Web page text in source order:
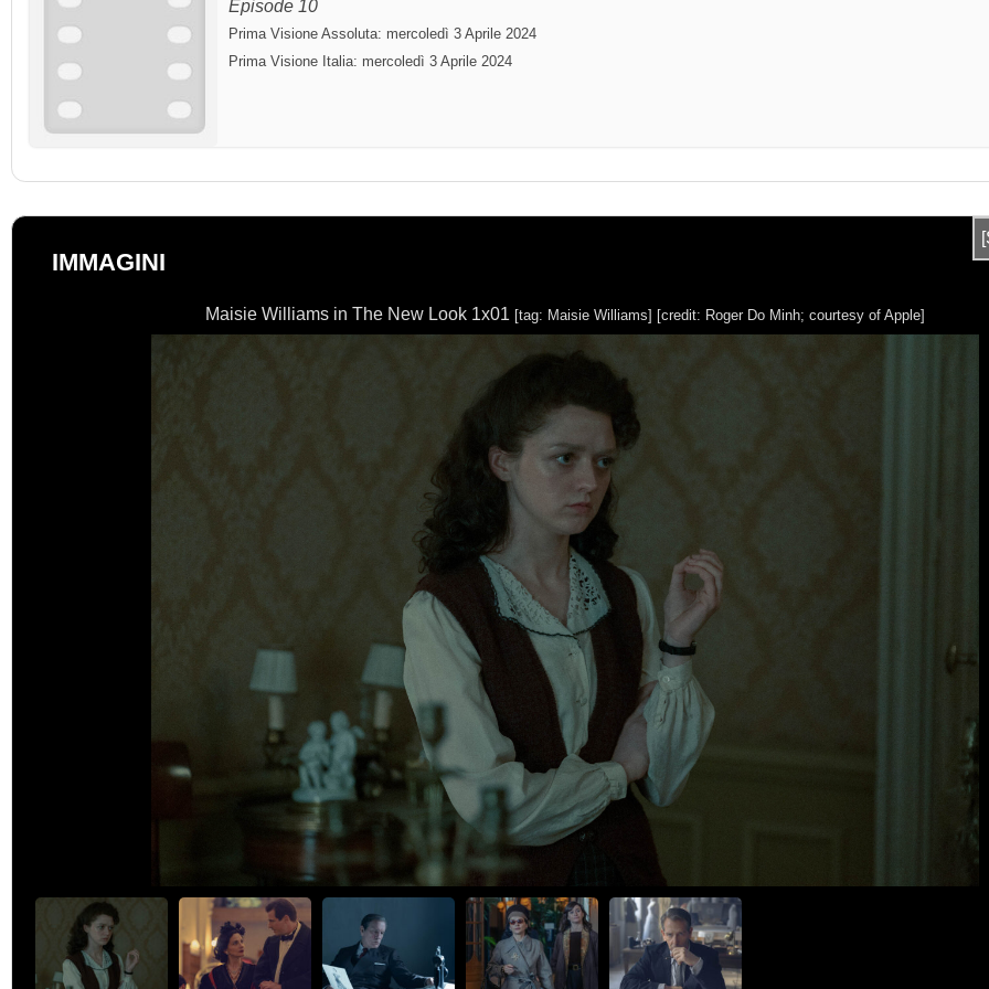
Episode 10
Prima Visione Assoluta: mercoledì 3 Aprile 2024
Prima Visione Italia: mercoledì 3 Aprile 2024
IMMAGINI
Maisie Williams in The New Look 1x01 [tag: Maisie Williams] [credit: Roger Do Minh; courtesy of Apple]